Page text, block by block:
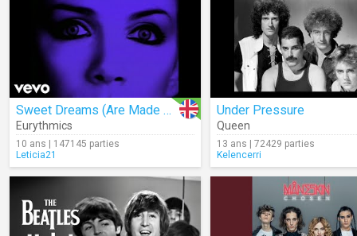
Sweet Dreams (Are Made Of This)
Eurythmics
10 ans | 147145 parties
Leticia21
Under Pressure
Queen
13 ans | 72429 parties
Kelencerri